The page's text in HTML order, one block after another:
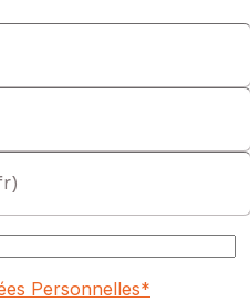
numéro 993825025
Personnelles*